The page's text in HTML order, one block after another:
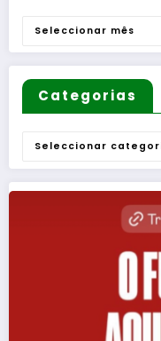
Arquivo
Categorias
Categorias